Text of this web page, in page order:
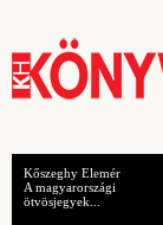
Kőszeghy Elemér
A magyarországi
ötvösjegyek...